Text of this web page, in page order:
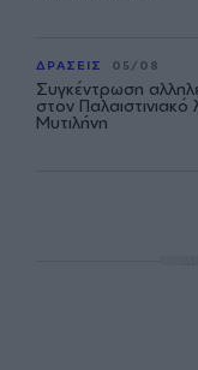
ΔΡΑΣΕΙΣ 05/08
Συγκέντρωση
στον Παλαιστινιακό
Μυτιλήνη